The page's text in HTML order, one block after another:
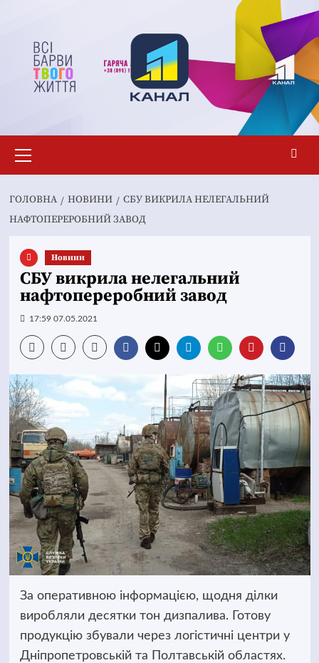
вмісту
меню
ГОЛОВНА НОВИНИ
СБУ ВИКРИЛА НЕЛЕГАЛЬНИЙ
НАФТОПЕРЕРОБНИЙ ЗАВОД
Новини
СБУ викрила нелегальний
нафтопереробний завод
17:59 07.05.2021
За оперативною інформацією, щодня ділки
виробляли десятки тон дизпалива. Готову
продукцію збували через логістичні центри у
Дніпропетровській та Полтавській областях.